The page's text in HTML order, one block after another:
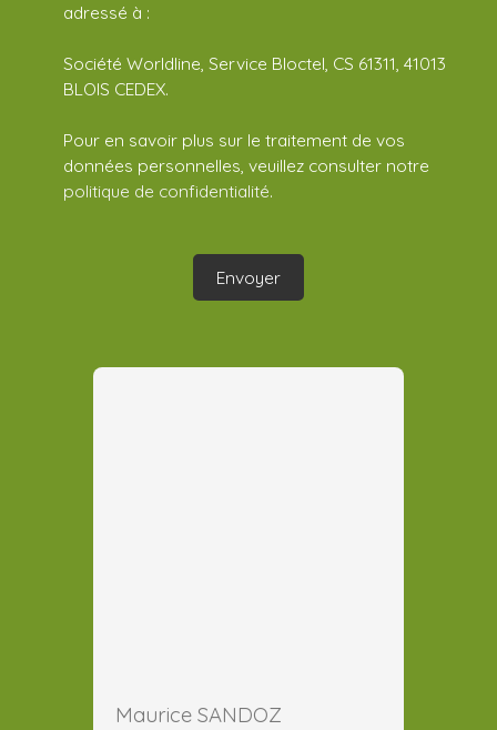
adressé à :
Société Worldline, Service Bloctel, CS 61311, 41013
BLOIS CEDEX.
Pour en savoir plus sur le traitement de vos
données personnelles, veuillez consulter notre
politique de confidentialité.
Envoyer
Maurice SANDOZ